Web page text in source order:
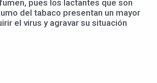
pues los lactantes que son
del tabaco presentan un mayor
el virus y agravar su situación